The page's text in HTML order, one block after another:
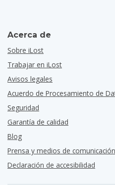
Acerca de
Sobre iLost
Trabajar en iLost
Avisos legales
Acuerdo de Procesamiento de
Seguridad
Garantía de calidad
Blog
Prensa y medios de comunicación
Declaración de accesibilidad